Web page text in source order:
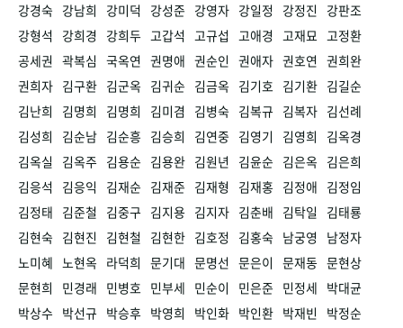
VR 역사관
강경숙 강남희 강미덕 강성준 강영자 강일정 강정진
강판조
강형석
강희경 강희두 고갑석 고규섭 고애경 고재묘 고정환
공세권 곽복심 국옥연 권명애 권순인 권애자 권호연 권희완
권희자 김구환 김군옥 김귀순 김금옥 김기호 김기환 김길순
김난희
김명희 김명희 김미겸 김병숙 김복규 김복자 김선례
김성희
김순남 김순흥 김승희 김연중 김영기 김영희
김옥경
김옥실
김옥주 김용순 김용완 김원년 김윤순 김은옥 김은희
김응석
김응익 김재순 김재준 김재형 김재홍 김정애 김정임
김정태 김준철 김중구 김지용 김지자 김춘배 김탁일
김태룡
김현숙 김현진 김현철 김현한 김호정 김홍숙 남궁영
남정자
노미혜 노현옥 라덕희 문기대 문명선 문은이 문재동 문현상
문현희
민경래 민병호 민부세 민순이 민은준 민정세 박대균
박상수 박선규 박승후 박영희 박인화 박인환 박재빈
박정순